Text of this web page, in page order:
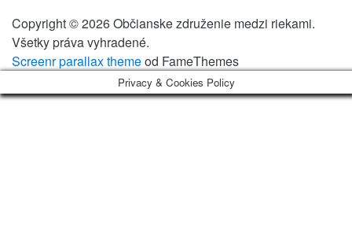
Copyright © 2026 Občianske združenie medzi riekami.
Všetky práva vyhradené.
Screenr parallax themeod FameThemes
Privacy & Cookies Policy